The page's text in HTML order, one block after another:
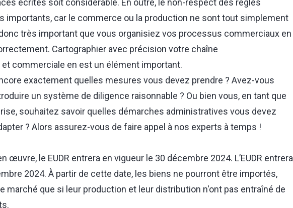
écrites soit considérable. En outre, le non-respect des règles
importants, car le commerce ou la production ne sont tout simplement
très important que vous organisiez vos processus commerciaux en
Cartographier avec précision votre chaîne
et commerciale en est un élément important.
exactement quelles mesures vous devez prendre ? Avez-vous
un système de diligence raisonnable ? Ou bien vous, en tant que
souhaitez savoir quelles démarches administratives vous devez
? Alors assurez-vous de faire appel à nos experts à temps !
œuvre, le EUDR entrera en vigueur le 30 décembre 2024. L’EUDR entrera
2024. À partir de cette date, les biens ne pourront être importés,
marché que si leur production et leur distribution n'ont pas entraîné de